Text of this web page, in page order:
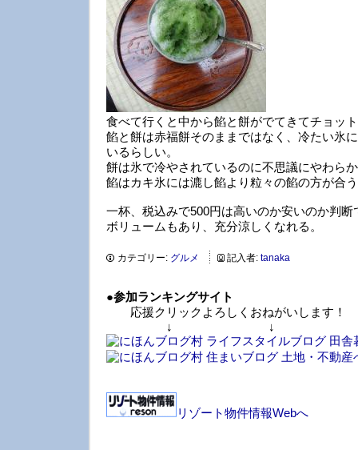
食べて行くと中から餡と餅がでてきてチョッ
餡と餅は赤福餅そのままではなく、冷たい氷
いるらしい。
餅は氷で冷やされているのに不思議にやわら
餡はカキ氷には漉し餡より粒々の餡の方が合
一杯、税込みで500円は高いのか安いのか判断
ボリュームもあり、充分涼しくなれる。
カテゴリー: グルメ 記入者: tanaka
●参加ランキングサイト
応援クリックよろしくおねがいします！
↓ ↓
リゾート物件情報Webへ